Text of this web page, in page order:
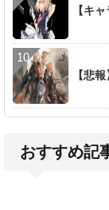
【キ
【悲
おすすめ記